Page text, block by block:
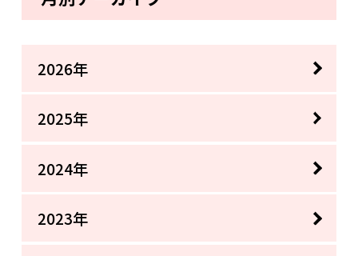
2026年
2025年
2024年
2023年